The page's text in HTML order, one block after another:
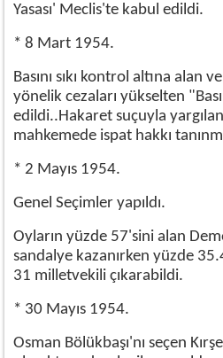
Yasası' Meclis'te kabul edildi.
* 8 Mart 1954.
Basını sıkı kontrol altına alan
yönelik cezaları yükselten
edildi..Hakaret suçuyla
mahkemede ispat hakkı
* 2 Mayıs 1954.
Genel Seçimler yapıldı.
Oyların yüzde 57'sini alan
sandalye kazanırken yüzde
31 milletvekili çıkarabildi.
* 30 Mayıs 1954.
Osman Bölükbaşı'nı seçen